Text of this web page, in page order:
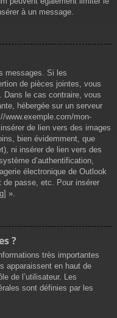
à un message.
messages. Si les
de pièces jointes, vous
Dans le cas contraire, vous
hébergée sur un serveur
www.exemple.com/mon-
de lien vers des images
bien évidemment, que
ni insérer de lien vers des
d’authentification,
électronique de Outlook
de passe, etc. Pour insérer
».
?
très importantes
apparaissent en haut de
de l’utilisateur. Les
sont définies par les